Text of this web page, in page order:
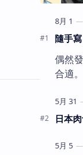
隨手
偶然
合適。
日本